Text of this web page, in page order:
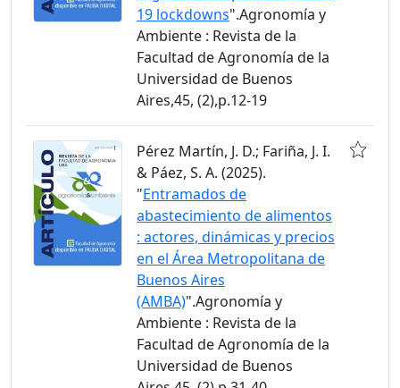
19 lockdowns".Agronomía y
Ambiente : Revista de la
Facultad de Agronomía de la
Universidad de Buenos
Aires,45, (2),p.12-19
Pérez Martín, J. D.; Fariña, J. I.
& Páez, S. A. (2025).
"Entramados de
abastecimiento de alimentos
: actores, dinámicas y precios
en el Área Metropolitana de
Buenos Aires
(AMBA)".Agronomía y
Ambiente : Revista de la
Facultad de Agronomía de la
Universidad de Buenos